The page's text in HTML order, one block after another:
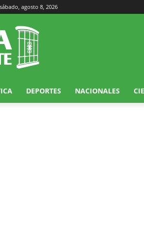
sábado, agosto 8, 2026
DEPORTES NACIONALES